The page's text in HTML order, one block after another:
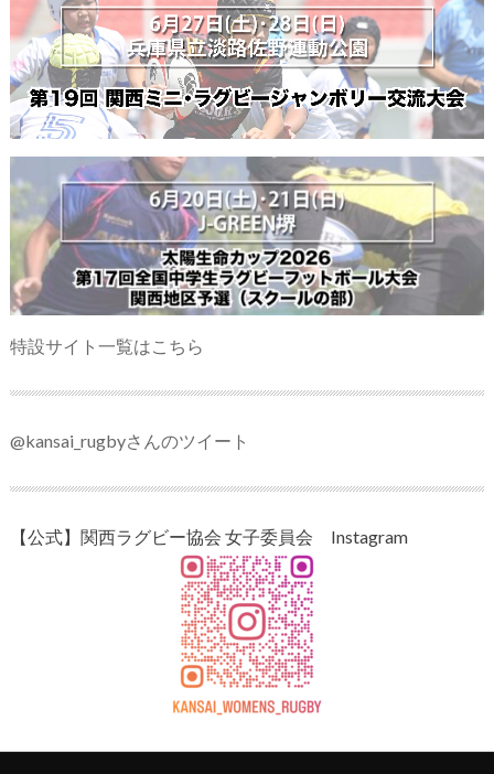
特設サイト一覧はこちら
@kansai_rugbyさんのツイート
【公式】関西ラグビー協会 女子委員会 Instagram